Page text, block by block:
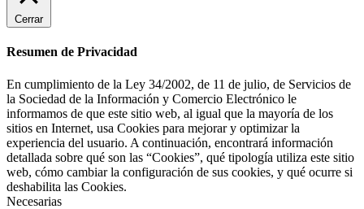
Cerrar
Resumen de Privacidad
En cumplimiento de la Ley 34/2002, de 11 de julio, de Servicios de
la Sociedad de la Información y Comercio Electrónico le
informamos de que este sitio web, al igual que la mayoría de los
sitios en Internet, usa Cookies para mejorar y optimizar la
experiencia del usuario. A continuación, encontrará información
detallada sobre qué son las “Cookies”, qué tipología utiliza este sitio
web, cómo cambiar la configuración de sus cookies, y qué ocurre si
deshabilita las Cookies.
Necesarias